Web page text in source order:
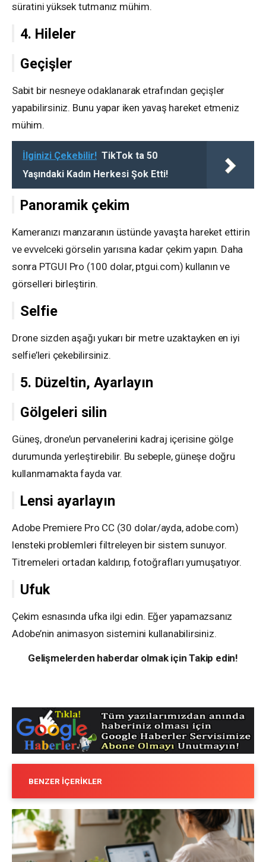
süratini yüksek tutmanız mühim.
4. Hileler
Geçişler
Sabit bir nesneye odaklanarak etrafından geçişler
yapabilirsiniz. Bunu yapar iken yavaş hareket etmeniz
mühim.
İlginizi Çekebilir! TikTok ta 50
Yaşındaki Kadın Herkesi Şok Etti!
Panoramik çekim
Kameranızı manzaranın üstünde yavaşta hareket ettirin
ve evvelceki görselin yarısına kadar çekim yapın. Daha
sonra PTGUI Pro (100 dolar, ptgui.com) kullanın ve
görselleri birleştirin.
Selfie
Drone sizden aşağı yukarı bir metre uzaktayken en iyi
selfie’leri çekebilirsiniz.
5. Düzeltin, Ayarlayın
Gölgeleri silin
Güneş, drone’un pervanelerini kadraj içerisine gölge
durumunda yerleştirebilir. Bu sebeple, güneşe doğru
kullanmamakta fayda var.
Lensi ayarlayın
Adobe Premiere Pro CC (30 dolar/ayda, adobe.com)
lensteki problemleri filtreleyen bir sistem sunuyor.
Titremeleri ortadan kaldırıp, fotoğrafları yumuşatıyor.
Ufuk
Çekim esnasında ufka ilgi edin. Eğer yapamazsanız
Adobe’nin animasyon sistemini kullanabilirsiniz.
Gelişmelerden haberdar olmak için Takip edin!
BENZER İÇERIKLER